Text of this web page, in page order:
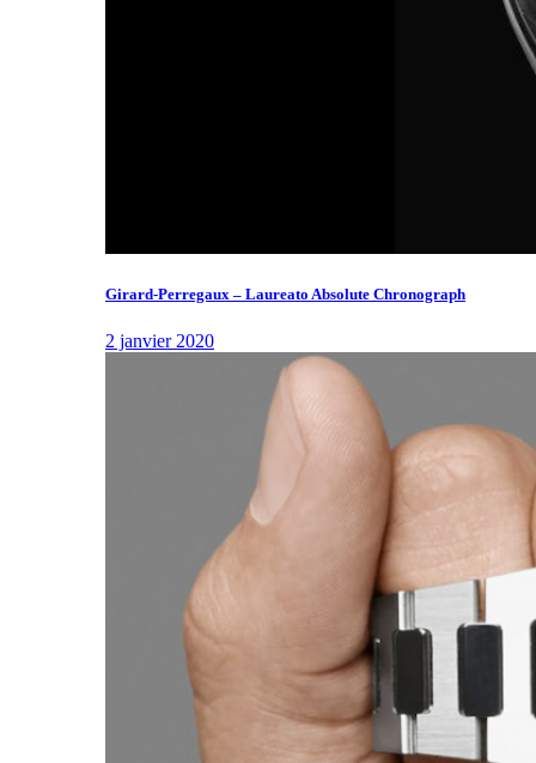
Girard-Perregaux – Laureato Absolute Chronograph
2 janvier 2020